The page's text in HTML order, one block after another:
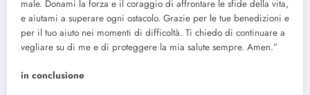
male. Donami la forza e il coraggio di affrontare le sfide della vita,
e aiutami a superare ogni ostacolo. Grazie per le tue benedizioni e
per il tuo aiuto nei momenti di difficoltà. Ti chiedo di continuare a
vegliare su di me e di proteggere la mia salute sempre. Amen.”
in conclusione